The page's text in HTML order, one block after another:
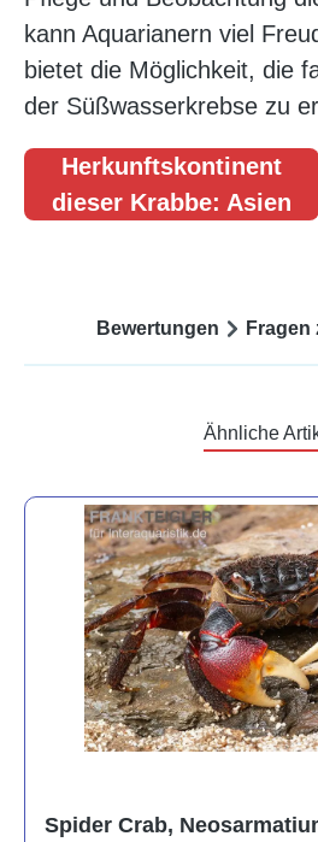
kann Aquarianern viel
bietet die Möglichkeit, die
der Süßwasserkrebse zu
Herkunftskontinent
dieser Krabbe: Asien
Bewertungen Fragen
Ähnliche
Spider Crab,